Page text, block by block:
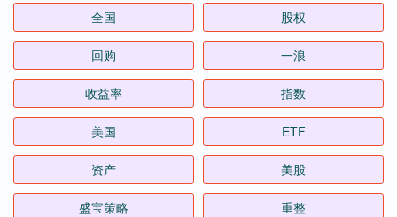
全国 股权
回购 一浪
收益率 指数
美国 ETF
资产 美股
盛宝策略 重整